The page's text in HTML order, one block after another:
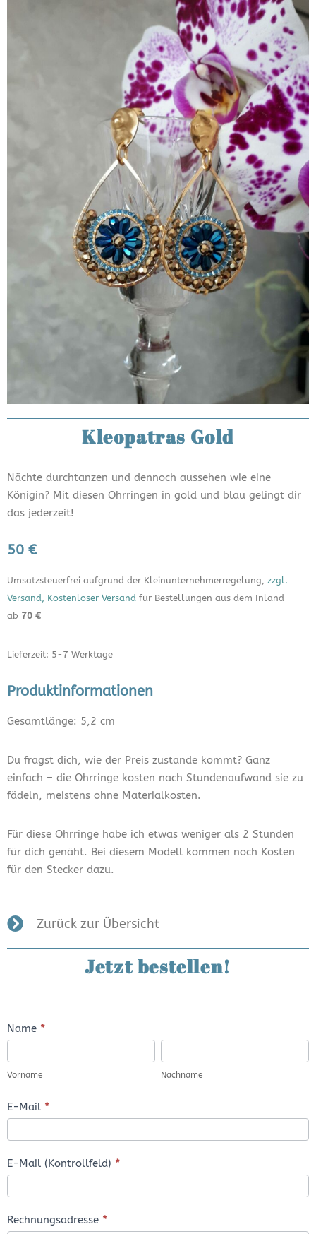
Kleopatras Gold
Nächte durchtanzen und dennoch aussehen wie eine
Königin? Mit diesen Ohrringen in gold und blau gelingt dir
das jederzeit!
50 €
Umsatzsteuerfrei aufgrund der Kleinunternehmerregelung, zzgl.
Versand, Kostenloser Versand für Bestellungen aus dem Inland
ab 70 €
Lieferzeit: 5-7 Werktage
Produktinformationen
Gesamtlänge: 5,2 cm
Du fragst dich, wie der Preis zustande kommt? Ganz
einfach – die Ohrringe kosten nach Stundenaufwand sie zu
fädeln, meistens ohne Materialkosten.
Für diese Ohrringe habe ich etwas weniger als 2 Stunden
für dich genäht. Bei diesem Modell kommen noch Kosten
für den Stecker dazu.
Zurück zur Übersicht
Jetzt bestellen!
Bestellformular
Name *
Vorname Nachname
E-Mail *
E-Mail (Kontrollfeld) *
Rechnungsadresse *